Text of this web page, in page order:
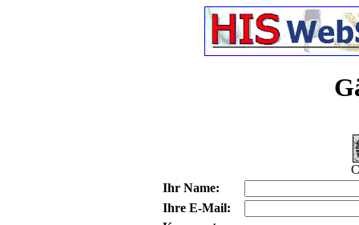
Ihr Name:
Ihre E-Mail: